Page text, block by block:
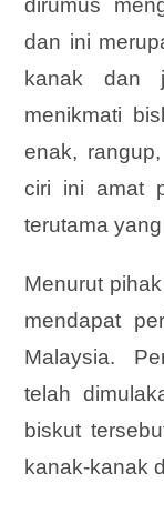
dirumus
dan ini
kanak dan
menikmati
enak,
ciri ini amat
terutama
Menurut
mendapat
Malaysia.
telah
biskut
kanak-kanak